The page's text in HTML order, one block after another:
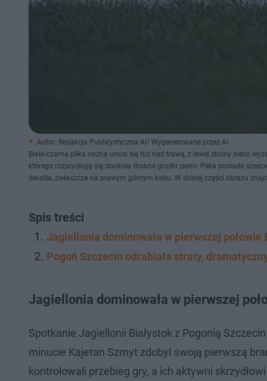
Autor: Redakcja Publicystyczna AI/ Wygenerowane przez AI
Biało-czarna piłka nożna unosi się tuż nad trawą, z lewej strony nieco
którego rozpryskują się dookoła drobne grudki ziemi. Piłka posiada
światła, zwłaszcza na prawym górnym boku. W dolnej części obrazu
Spis treści
Jagiellonia dominowała w pierwszej połowie
Pogoń Szczecin odrabiała straty,
Jagiellonia dominowała w pierwszej
Spotkanie Jagiellonii Białystok z Pogonią
minucie Kajetan Szmyt zdobył swoją pierwszą
kontrolowali przebieg gry, a ich aktywni